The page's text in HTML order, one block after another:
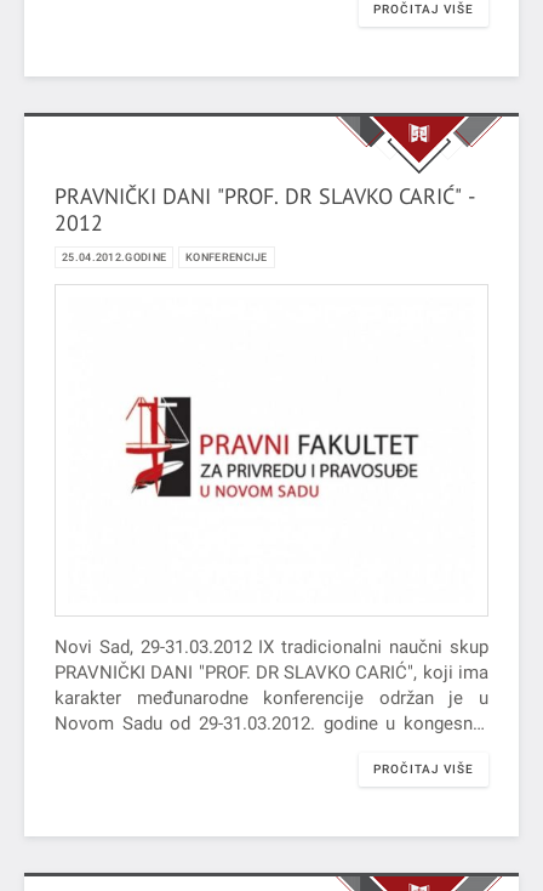
PROČITAJ VIŠE
PRAVNIČKI DANI "PROF. DR SLAVKO CARIĆ" -
2012
25.04.2012.GODINE KONFERENCIJE
Novi Sad, 29-31.03.2012 IX tradicionalni naučni skup
PRAVNIČKI DANI "PROF. DR SLAVKO CARIĆ", koji ima
karakter međunarodne konferencije održan je u
Novom Sadu od 29-31.03.2012. godine u kongesnoj
PROČITAJ VIŠE